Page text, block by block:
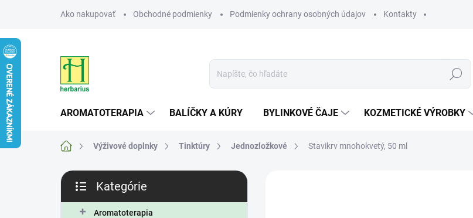
Ako nakupovať Obchodné podmienky Podmienky ochrany osobných údajov Kontakty
Hľadať
AROMATOTERAPIA BALÍČKY A KÚRY BYLINKOVÉ ČAJE KOZMETICKÉ VÝROBKY
DomovVýživové doplnky Tinktúry Jednozložkové Stavikrv mnohokvetý, 50 ml
B
č
kategórie
Kategórie
Aromatoterapia